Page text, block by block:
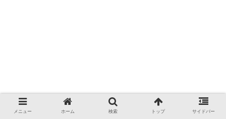
メニュー ホーム 検索 トップ サイドバー